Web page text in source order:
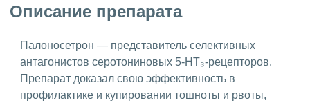
Описание препарата
Палоносетрон — представитель селективных
антагонистов серотониновых 5-HT₃-рецепторов.
Препарат доказал свою эффективность в
профилактике и купировании тошноты и рвоты,